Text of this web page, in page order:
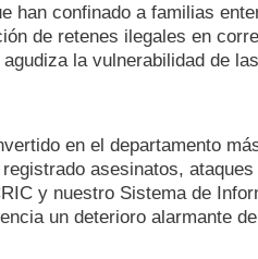
han confinado a familias
de retenes ilegales en
la vulnerabilidad de
en el departamento
asesinatos,
y nuestro Sistema de
un deterioro alarmante